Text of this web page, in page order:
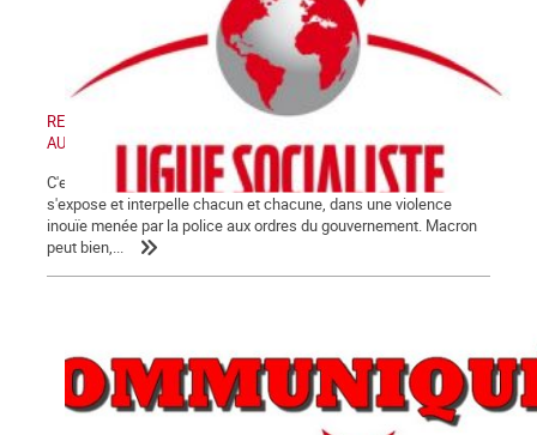
RETRAIT DE LA LOI « SECURITE GLOBALE » - MANIFESTATION
AUJOURD'HUI SAMEDI 28 NOVEMBRE 2020
C'est désormais au grand jour que la crise de fin de régime
s'expose et interpelle chacun et chacune, dans une violence
inouïe menée par la police aux ordres du gouvernement. Macron
peut bien,...